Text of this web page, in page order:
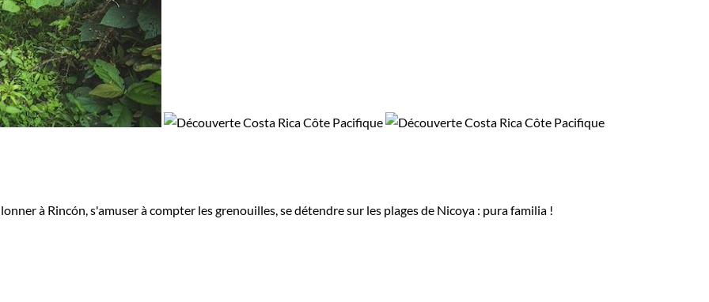
à Rincón, s'amuser à compter les grenouilles, se détendre sur les plages de Nicoya : pura familia !